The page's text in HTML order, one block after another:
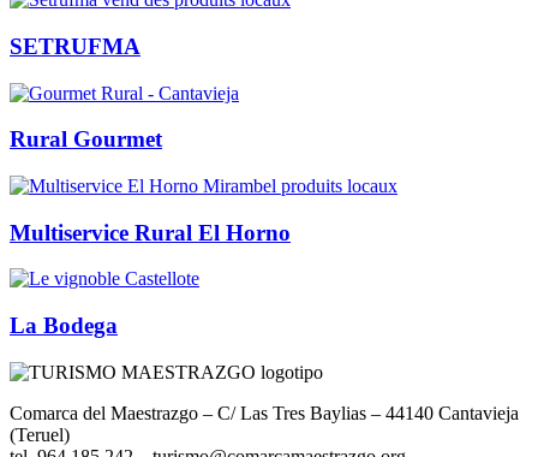
SETRUFMA
Rural Gourmet
Multiservice Rural El Horno
La Bodega
Comarca del Maestrazgo – C/ Las Tres Baylias – 44140 Cantavieja
(Teruel)